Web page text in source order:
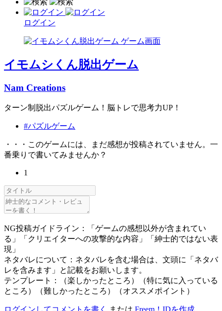
ログイン
イモムシくん脱出ゲーム
Nam Creations
ターン制脱出パズルゲーム！脳トレで思考力UP！
#パズルゲーム
・・・このゲームには、まだ感想が投稿されていません。一
番乗りで書いてみませんか？
1
NG投稿ガイドライン：「ゲームの感想以外が含まれてい
る」「クリエイターへの攻撃的な内容」「紳士的ではない表
現」
ネタバレについて：ネタバレを含む場合は、文頭に「ネタバ
レを含みます」と記載をお願いします。
テンプレート：（楽しかったところ）（特に気に入っている
ところ）（難しかったところ）（オススメポイント）
ログインしてコメントを書く または Freem！IDを作成